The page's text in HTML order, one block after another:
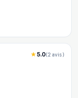
5.0(2 avis)